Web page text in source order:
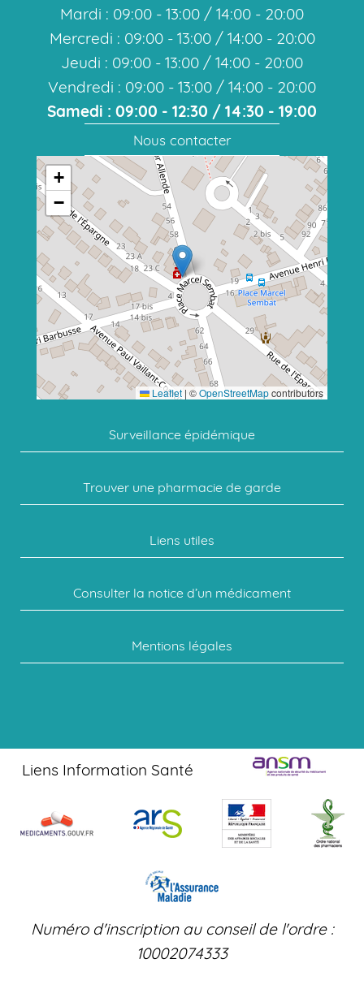
+
−
Leaflet | ©OpenStreetMapcontributors
Surveillance épidémique
Trouver une pharmacie de garde
Liens utiles
Consulter la notice d’un médicament
Mentions légales
Mardi : 09:00 - 13:00 / 14:00 - 20:00
Mercredi : 09:00 - 13:00 / 14:00 - 20:00
Jeudi : 09:00 - 13:00 / 14:00 - 20:00
Vendredi : 09:00 - 13:00 / 14:00 - 20:00
Samedi : 09:00 - 12:30 / 14:30 - 19:00
Nous contacter
Liens Information Santé
Numéro d'inscription au conseil de l'ordre :
10002074333